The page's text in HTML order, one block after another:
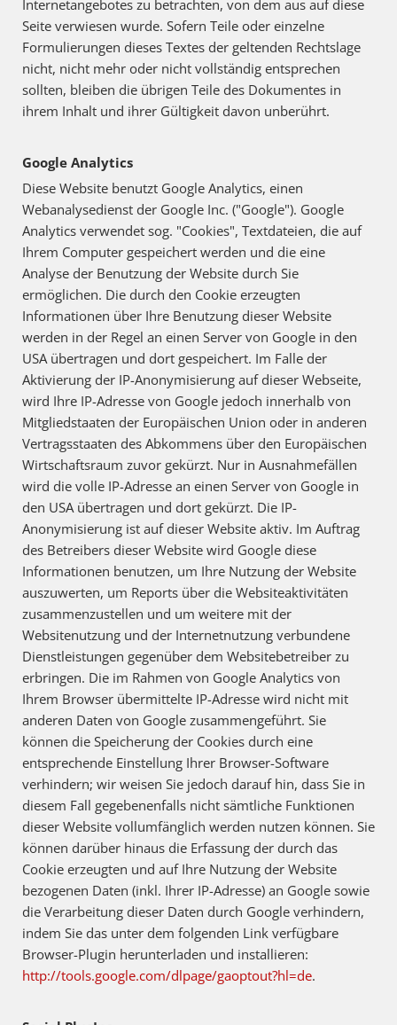
Internetangebotes zu betrachten, von dem aus auf diese
Seite verwiesen wurde. Sofern Teile oder einzelne
Formulierungen dieses Textes der geltenden Rechtslage
nicht, nicht mehr oder nicht vollständig entsprechen
sollten, bleiben die übrigen Teile des Dokumentes in
ihrem Inhalt und ihrer Gültigkeit davon unberührt.
Google Analytics
Diese Website benutzt Google Analytics, einen
Webanalysedienst der Google Inc. ("Google"). Google
Analytics verwendet sog. "Cookies", Textdateien, die auf
Ihrem Computer gespeichert werden und die eine
Analyse der Benutzung der Website durch Sie
ermöglichen. Die durch den Cookie erzeugten
Informationen über Ihre Benutzung dieser Website
werden in der Regel an einen Server von Google in den
USA übertragen und dort gespeichert. Im Falle der
Aktivierung der IP-Anonymisierung auf dieser Webseite,
wird Ihre IP-Adresse von Google jedoch innerhalb von
Mitgliedstaaten der Europäischen Union oder in anderen
Vertragsstaaten des Abkommens über den Europäischen
Wirtschaftsraum zuvor gekürzt. Nur in Ausnahmefällen
wird die volle IP-Adresse an einen Server von Google in
den USA übertragen und dort gekürzt. Die IP-
Anonymisierung ist auf dieser Website aktiv. Im Auftrag
des Betreibers dieser Website wird Google diese
Informationen benutzen, um Ihre Nutzung der Website
auszuwerten, um Reports über die Websiteaktivitäten
zusammenzustellen und um weitere mit der
Websitenutzung und der Internetnutzung verbundene
Dienstleistungen gegenüber dem Websitebetreiber zu
erbringen. Die im Rahmen von Google Analytics von
Ihrem Browser übermittelte IP-Adresse wird nicht mit
anderen Daten von Google zusammengeführt. Sie
können die Speicherung der Cookies durch eine
entsprechende Einstellung Ihrer Browser-Software
verhindern; wir weisen Sie jedoch darauf hin, dass Sie in
diesem Fall gegebenenfalls nicht sämtliche Funktionen
dieser Website vollumfänglich werden nutzen können. Sie
können darüber hinaus die Erfassung der durch das
Cookie erzeugten und auf Ihre Nutzung der Website
bezogenen Daten (inkl. Ihrer IP-Adresse) an Google sowie
die Verarbeitung dieser Daten durch Google verhindern,
indem Sie das unter dem folgenden Link verfügbare
Browser-Plugin herunterladen und installieren:
http://tools.google.com/dlpage/gaoptout?hl=de.